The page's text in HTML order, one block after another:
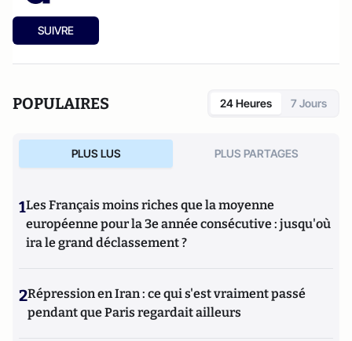
SUIVRE
POPULAIRES 24 Heures 7 Jours
PLUS LUS PLUS PARTAGES
1Les Français moins riches que la moyenne
européenne pour la 3e année consécutive : jusqu'où
ira le grand déclassement ?
2Répression en Iran : ce qui s'est vraiment passé
pendant que Paris regardait ailleurs